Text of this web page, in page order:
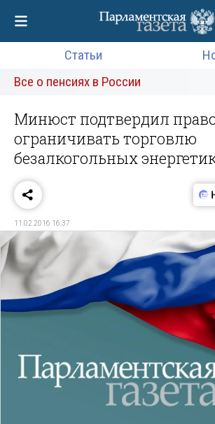
Статьи
Все о пенсиях в России
Минюст подтвердил
ограничивать торговлю
безалкогольных
11.02.2016 16:37